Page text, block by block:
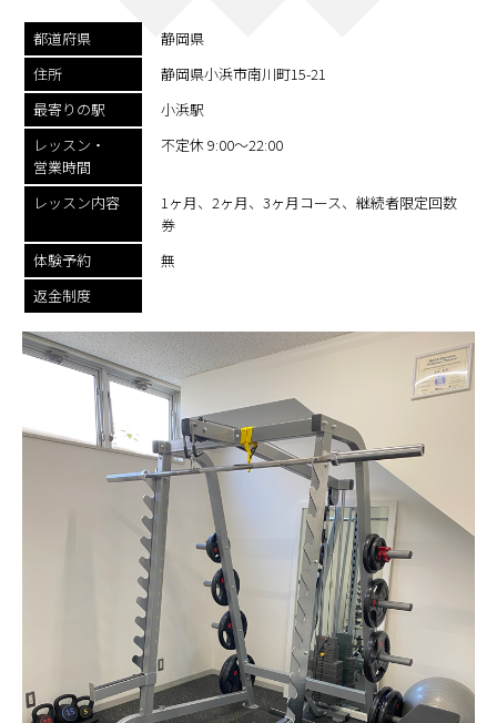
都道府県
静岡県
住所
静岡県小浜市南川町15-21
最寄りの駅
小浜駅
レッスン・
営業時間
不定休 9:00〜22:00
レッスン内容
1ヶ月、2ヶ月、3ヶ月コース、継続者限定回数
券
体験予約
無
返金制度